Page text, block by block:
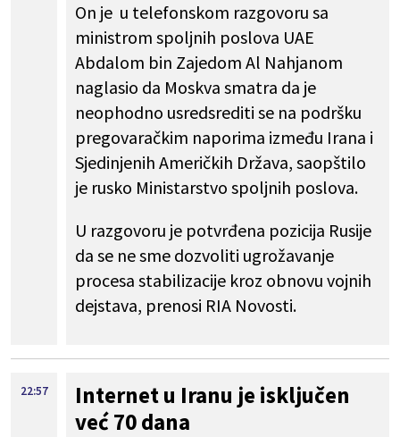
On je u telefonskom razgovoru sa
ministrom spoljnih poslova UAE
Abdalom bin Zajedom Al Nahjanom
naglasio da Moskva smatra da je
neophodno usredsrediti se na podršku
pregovaračkim naporima između Irana i
Sjedinjenih Američkih Država, saopštilo
je rusko Ministarstvo spoljnih poslova.
U razgovoru je potvrđena pozicija Rusije
da se ne sme dozvoliti ugrožavanje
procesa stabilizacije kroz obnovu vojnih
dejstava, prenosi RIA Novosti.
22:57
Internet u Iranu je isključen
već 70 dana